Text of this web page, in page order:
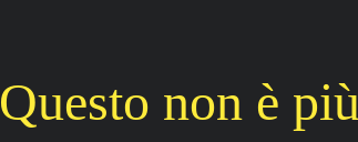
Questo non è